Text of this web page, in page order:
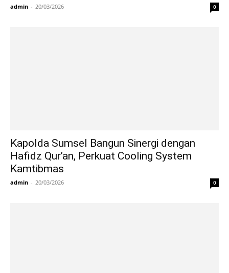
admin - 20/03/2026 0
Kapolda Sumsel Bangun Sinergi dengan
Hafidz Qur’an, Perkuat Cooling System
Kamtibmas
admin - 20/03/2026 0